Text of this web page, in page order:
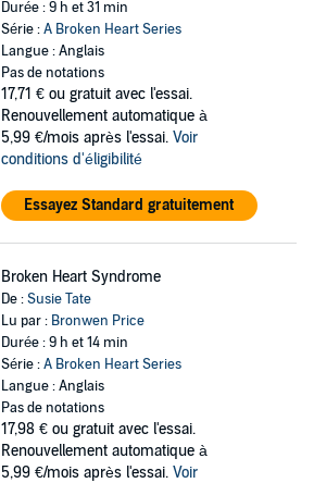
Durée : 9 h et 31 min
Série :A Broken Heart Series
Langue : Anglais
Pas de notations
17,71 € ou gratuit avec l'essai.
Renouvellement automatique à
5,99 €/mois après l'essai. Voir
conditions d'éligibilité
Essayez Standard gratuitement
Broken Heart Syndrome
De :Susie Tate
Lu par : Bronwen Price
Durée : 9 h et 14 min
Série :A Broken Heart Series
Langue : Anglais
Pas de notations
17,98 € ou gratuit avec l'essai.
Renouvellement automatique à
5,99 €/mois après l'essai. Voir